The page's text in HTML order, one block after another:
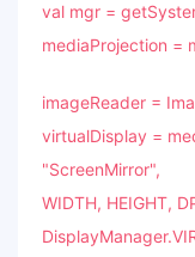
val mgr =
mediaProjection =
imageReader =
virtualDisplay =
"ScreenMirror",
WIDTH, HEIGHT,